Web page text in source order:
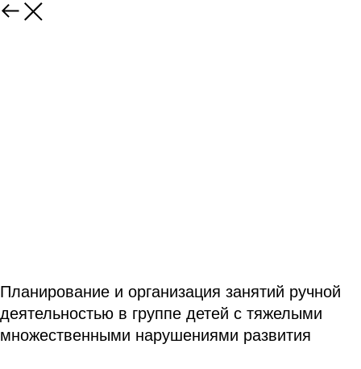
Планирование и организация занятий ручной
деятельностью в группе детей с тяжелыми
множественными нарушениями развития